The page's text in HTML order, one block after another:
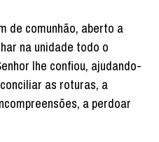
de comunhão, aberto a
na unidade todo o
lhe confiou, ajudando-
as roturas, a
a perdoar